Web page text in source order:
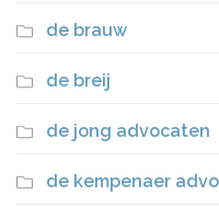
de brauw
de breij
de jong advocaten
de kempenaer